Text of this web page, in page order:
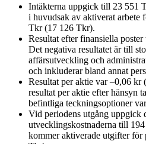
Intäkterna uppgick till 23 551
i huvudsak av aktiverat arbete
Tkr (17 126 Tkr).
Resultat efter finansiella
Det negativa resultatet är till
affärsutveckling och
och inkluderar bland annat
Resultat per aktie var –0,06 kr
resultat per aktie efter hänsyn
befintliga teckningsoptioner
Vid periodens utgång uppgick
utvecklingskostnaderna till
kommer aktiverade utgifter för